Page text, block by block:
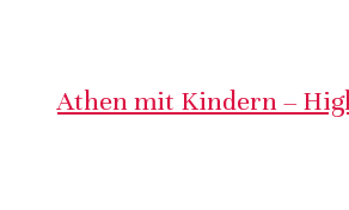
Athen mit Kindern –